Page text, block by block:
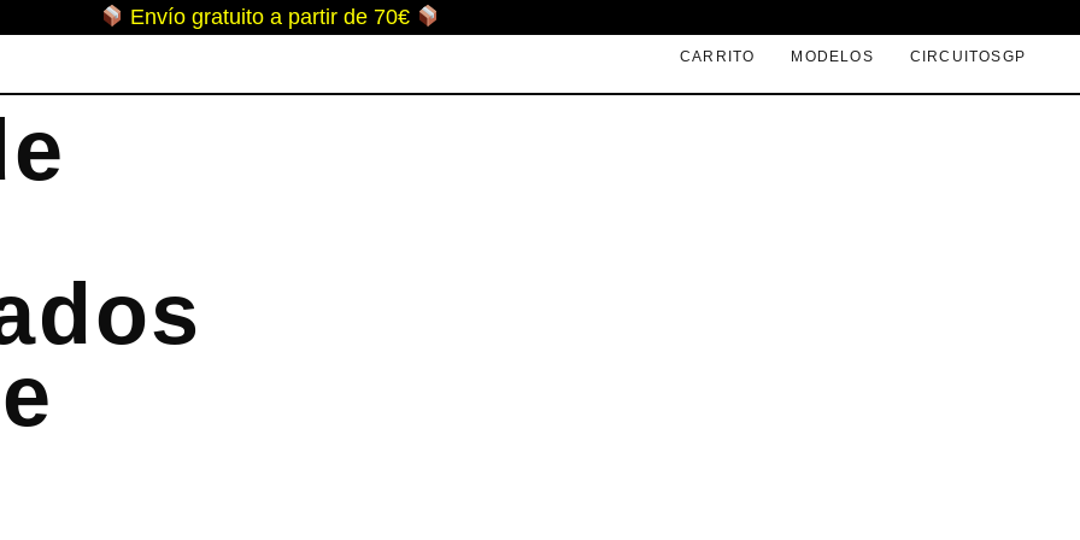
Envío gratuito a partir de 70€
CARRITO MODELOS CIRCUITOSGP